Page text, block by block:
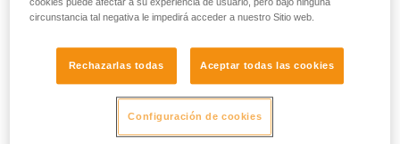
2. Gestos para la desactivación de los
bloqueadores
Es importante no abrir completamente el tope de seguridad
de los bloqueadores.
cookies puede afectar a su experiencia de usuario, pero bajo ninguna
circunstancia tal negativa le impedirá acceder a nuestro Sitio web.
Rechazarlas todas Aceptar todas las cookies
Configuración de cookies